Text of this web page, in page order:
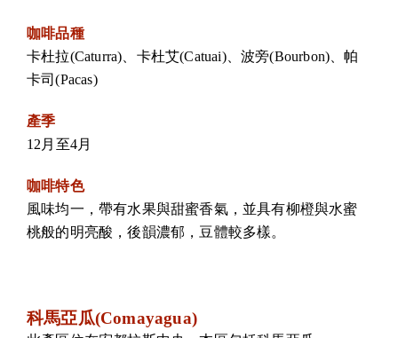
咖啡品種
卡杜拉(Caturra)、卡杜艾(Catuai)、波旁(Bourbon)、帕
卡司(Pacas)
產季
12月至4月
咖啡特色
風味均一，帶有水果與甜蜜香氣，並具有柳橙與水蜜
桃般的明亮酸，後韻濃郁，豆體較多樣。
科馬亞瓜(Comayagua)